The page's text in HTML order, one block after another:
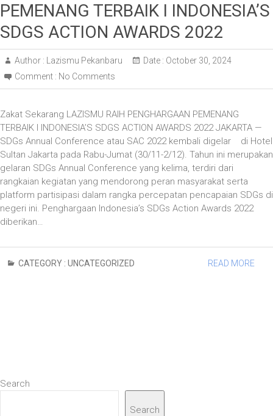
PEMENANG TERBAIK I INDONESIA’S
SDGS ACTION AWARDS 2022
Author : Lazismu Pekanbaru Date : October 30, 2024
Comment : No Comments
Zakat Sekarang LAZISMU RAIH PENGHARGAAN PEMENANG
TERBAIK I INDONESIA’S SDGS ACTION AWARDS 2022 JAKARTA —
SDGs Annual Conference atau SAC 2022 kembali digelar di Hotel
Sultan Jakarta pada Rabu-Jumat (30/11-2/12). Tahun ini merupakan
gelaran SDGs Annual Conference yang kelima, terdiri dari
rangkaian kegiatan yang mendorong peran masyarakat serta
platform partisipasi dalam rangka percepatan pencapaian SDGs di
negeri ini. Penghargaan Indonesia’s SDGs Action Awards 2022
diberikan…
CATEGORY : UNCATEGORIZED READ MORE
Search
Search